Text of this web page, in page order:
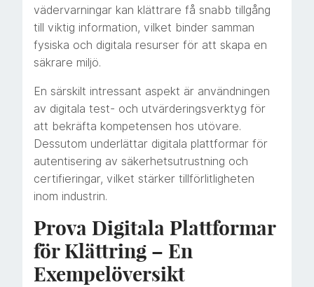
vädervarningar kan klättrare få snabb tillgång
till viktig information, vilket binder samman
fysiska och digitala resurser för att skapa en
säkrare miljö.
En särskilt intressant aspekt är användningen
av digitala test- och utvärderingsverktyg för
att bekräfta kompetensen hos utövare.
Dessutom underlättar digitala plattformar för
autentisering av säkerhetsutrustning och
certifieringar, vilket stärker tillförlitligheten
inom industrin.
Prova Digitala Plattformar
för Klättring – En
Exempelöversikt